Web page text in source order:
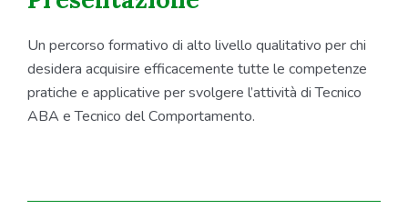
Un percorso formativo di alto livello qualitativo per chi
desidera acquisire efficacemente tutte le competenze
pratiche e applicative per svolgere l’attività di Tecnico
ABA e Tecnico del Comportamento.